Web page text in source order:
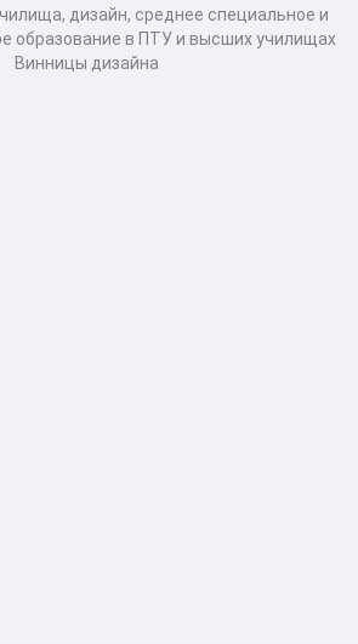
дизайн, среднее специальное и
образование в ПТУ и высших училищах
Винницы дизайна